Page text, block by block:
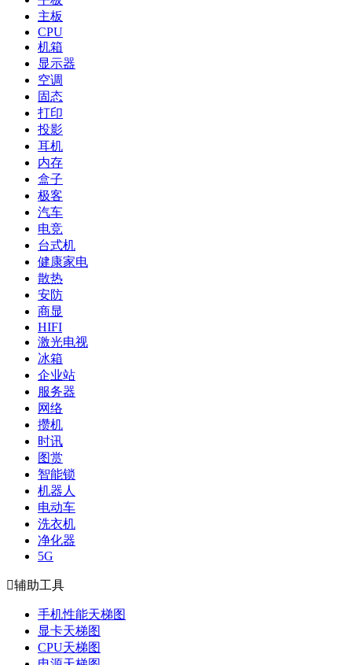
主板
CPU
机箱
显示器
空调
固态
打印
投影
耳机
内存
盒子
极客
汽车
电竞
台式机
健康家电
散热
安防
商显
HIFI
激光电视
冰箱
企业站
服务器
网络
攒机
时讯
图赏
智能锁
机器人
电动车
洗衣机
净化器
5G
辅助工具
手机性能天梯图
显卡天梯图
CPU天梯图